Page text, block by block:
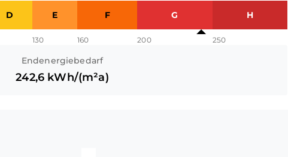
D E F G H
130 160 200 250
Endenergiebedarf
242,6 kWh/(m²a)